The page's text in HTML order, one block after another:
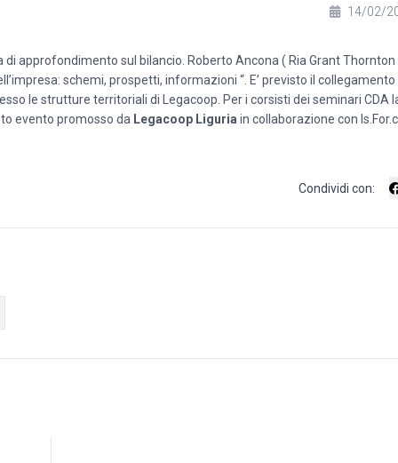
14/02/
approfondimento sul bilancio. Roberto Ancona ( Ria Grant Thornton
schemi, prospetti, informazioni “. E’ previsto il
le strutture territoriali di Legacoop. Per i corsisti dei seminari CDA
evento promosso da Legacoop Liguria in collaborazione con
Condividi con: